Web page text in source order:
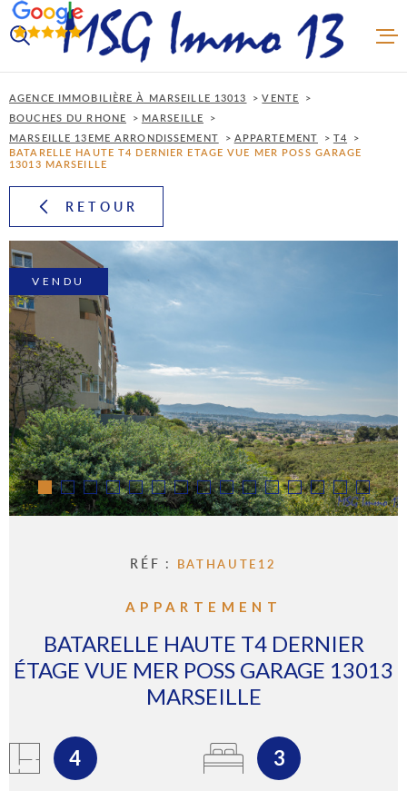
Aller
Aller
recherche
Aller
au
menu
principal
Aller
au
contenu
GÉRER
AGENCE IMMOBILIÈRE À MARSEILLE 13013
VENTE
BOUCHES DU RHONE
MARSEILLE
MARSEILLE 13EME ARRONDISSEMENT
APPARTEMENT
T4
BATARELLE HAUTE T4 DERNIER ETAGE VUE MER POSS GARAGE
13013 MARSEILLE
RETOUR
VENDU
RÉF : BATHAUTE12
APPARTEMENT
BATARELLE HAUTE T4 DERNIER
ÉTAGE VUE MER POSS GARAGE 13013
MARSEILLE
4 3
RECHERCHE
TYPE
BUDGET
Surface
SURFACE
Pièces
PIÈCES
RÉFÉRENCE
CRITÈRES SUPPLÉMENTAIRES
Terrasse
RECHERCHER